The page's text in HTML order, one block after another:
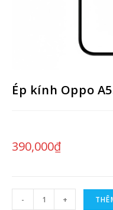
Ép kính Oppo
390,000₫
- +